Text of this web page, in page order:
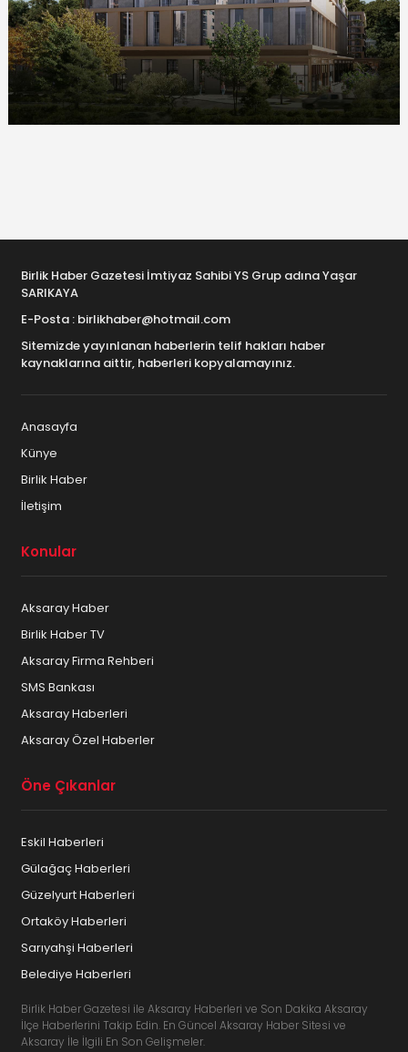
Birlik Haber Gazetesi İmtiyaz Sahibi YS Grup adına Yaşar
SARIKAYA
E-Posta : birlikhaber@hotmail.com
Sitemizde yayınlanan haberlerin telif hakları haber
kaynaklarına aittir, haberleri kopyalamayınız.
Anasayfa
Künye
Birlik Haber
İletişim
Konular
Aksaray Haber
Birlik Haber TV
Aksaray Firma Rehberi
SMS Bankası
Aksaray Haberleri
Aksaray Özel Haberler
Öne Çıkanlar
Eskil Haberleri
Gülağaç Haberleri
Güzelyurt Haberleri
Ortaköy Haberleri
Sarıyahşi Haberleri
Belediye Haberleri
Birlik Haber Gazetesi ile Aksaray Haberleri ve Son Dakika Aksaray
İlçe Haberlerini Takip Edin. En Güncel Aksaray Haber Sitesi ve
Aksaray İle İlgili En Son Gelişmeler.